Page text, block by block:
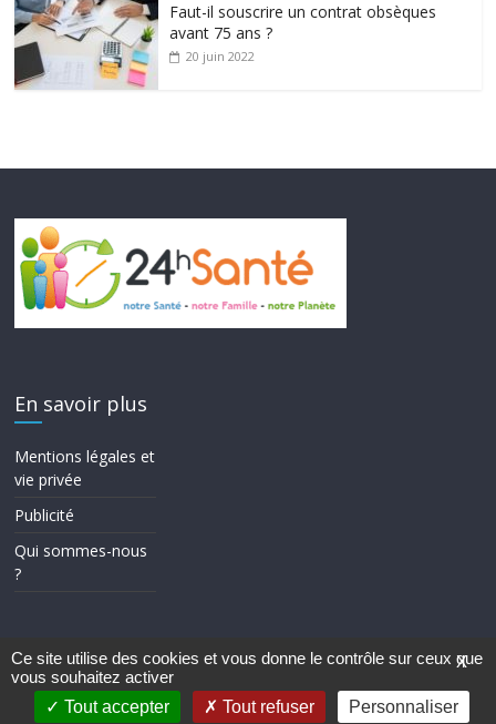
Faut-il souscrire un contrat obsèques
avant 75 ans ?
20 juin 2022
En savoir plus
Mentions légales et
vie privée
Publicité
Qui sommes-nous
?
Copyright © 2026
Theme ColorMag par
ThemeGrill.. Propulsé parWordPress.
X
Ce site utilise des cookies et vous donne le contrôle sur ceux que
vous souhaitez activer
Tout accepter
Tout refuser Personnaliser